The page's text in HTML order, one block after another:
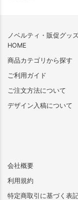
ノベルティ・販促グッ
HOME
商品カテゴリから探す
ご利用ガイド
ご注文方法について
デザイン入稿について
会社概要
利用規約
特定商取引に基づく表